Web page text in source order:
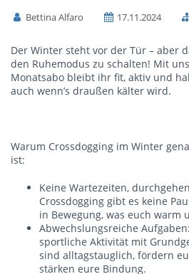
Bettina Alfaro 17.11.2024
Der Winter steht vor der Tür – aber
den Ruhemodus zu schalten! Mit
Monatsabo bleibt ihr fit, aktiv und
auch wenn’s draußen kälter wird.
Warum Crossdogging im Winter
ist:
Keine Wartezeiten,
Crossdogging gibt es keine
in Bewegung, was euch warm
Abwechslungsreiche
sportliche Aktivität mit
sind alltagstauglich, fördern
stärken eure Bindung.